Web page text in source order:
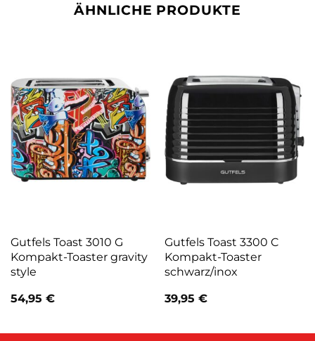
ÄHNLICHE PRODUKTE
Gutfels Toast 3010 G
Kompakt-Toaster gravity
style
54,95 €
Gutfels Toast 3300 C
Kompakt-Toaster
schwarz/inox
39,95 €